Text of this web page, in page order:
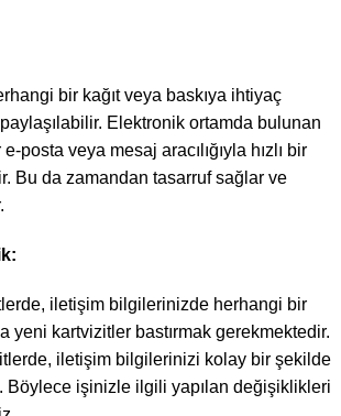
bir kağıt veya baskıya ihtiyaç
Elektronik ortamda bulunan
posta veya mesaj aracılığıyla hızlı bir
Bu da zamandan tasarruf sağlar ve
iletişim bilgilerinizde herhangi bir
yeni kartvizitler bastırmak gerekmektedir.
iletişim bilgilerinizi kolay bir şekilde
işinizle ilgili yapılan değişiklikleri